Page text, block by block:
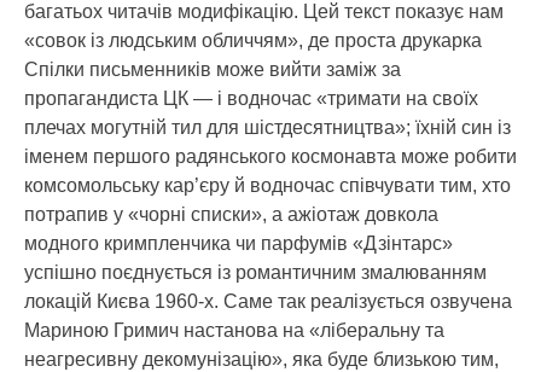
багатьох читачів модифікацію. Цей текст показує нам
«совок із людським обличчям», де проста друкарка
Спілки письменників може вийти заміж за
пропагандиста ЦК — і водночас «тримати на своїх
плечах могутній тил для шістдесятництва»; їхній син із
іменем першого радянського космонавта може робити
комсомольську кар’єру й водночас співчувати тим, хто
потрапив у «чорні списки», а ажіотаж довкола
модного кримпленчика чи парфумів «Дзінтарс»
успішно поєднується із романтичним змалюванням
локацій Києва 1960-х. Саме так реалізується озвучена
Мариною Гримич настанова на «ліберальну та
неагресивну декомунізацію», яка буде близькою тим,